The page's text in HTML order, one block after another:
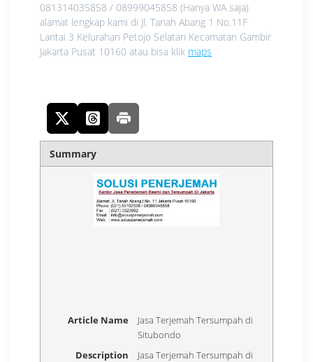
081314035858 / 08999045858 (Hanya WA saja)
alamat lengkap kami di Jl. Tanah Abang 1 No.11F
Lantai 3 Kelurahan Petojo Selatan Kecamatan Gambir
Jakarta Pusat 10160 atau bisa klik maps
Summary
Article Name
Jasa Terjemah Tersumpah di
Situbondo
Description
Jasa Terjemah Tersumpah di